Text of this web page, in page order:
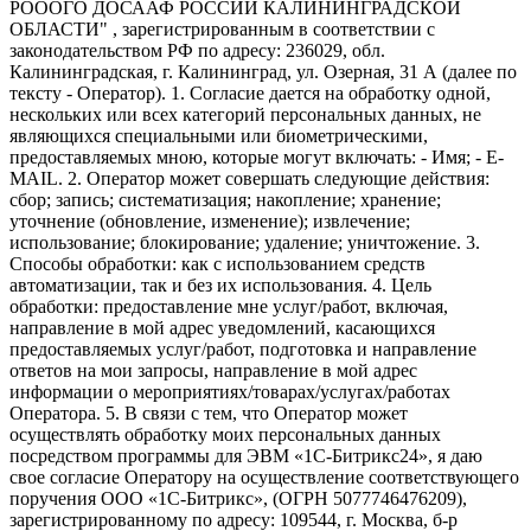
РОООГО ДОСААФ РОССИИ КАЛИНИНГРАДСКОЙ
ОБЛАСТИ" , зарегистрированным в соответствии с
законодательством РФ по адресу: 236029, обл.
Калининградская, г. Калининград, ул. Озерная, 31 А (далее по
тексту - Оператор). 1. Согласие дается на обработку одной,
нескольких или всех категорий персональных данных, не
являющихся специальными или биометрическими,
предоставляемых мною, которые могут включать: - Имя; - E-
MAIL. 2. Оператор может совершать следующие действия:
сбор; запись; систематизация; накопление; хранение;
уточнение (обновление, изменение); извлечение;
использование; блокирование; удаление; уничтожение. 3.
Способы обработки: как с использованием средств
автоматизации, так и без их использования. 4. Цель
обработки: предоставление мне услуг/работ, включая,
направление в мой адрес уведомлений, касающихся
предоставляемых услуг/работ, подготовка и направление
ответов на мои запросы, направление в мой адрес
информации о мероприятиях/товарах/услугах/работах
Оператора. 5. В связи с тем, что Оператор может
осуществлять обработку моих персональных данных
посредством программы для ЭВМ «1С-Битрикс24», я даю
свое согласие Оператору на осуществление соответствующего
поручения ООО «1С-Битрикс», (ОГРН 5077746476209),
зарегистрированному по адресу: 109544, г. Москва, б-р